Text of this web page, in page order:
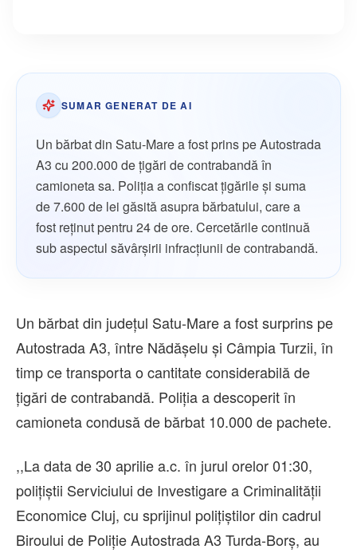
SUMAR GENERAT DE AI
Un bărbat din Satu-Mare a fost prins pe Autostrada
A3 cu 200.000 de țigări de contrabandă în
camioneta sa. Poliția a confiscat țigările și suma
de 7.600 de lei găsită asupra bărbatului, care a
fost reținut pentru 24 de ore. Cercetările continuă
sub aspectul săvârșirii infracțiunii de contrabandă.
Un bărbat din județul Satu-Mare a fost surprins pe
Autostrada A3, între Nădășelu și Câmpia Turzii, în
timp ce transporta o cantitate considerabilă de
țigări de contrabandă. Poliția a descoperit în
camioneta condusă de bărbat 10.000 de pachete.
,,La data de 30 aprilie a.c. în jurul orelor 01:30,
polițiștii Serviciului de Investigare a Criminalității
Economice Cluj, cu sprijinul polițiștilor din cadrul
Biroului de Poliție Autostrada A3 Turda-Borș, au